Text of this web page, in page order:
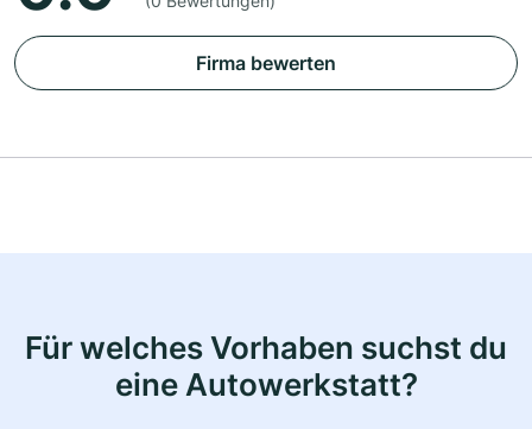
Firma bewerten
Für welches Vorhaben suchst du
eine Autowerkstatt?